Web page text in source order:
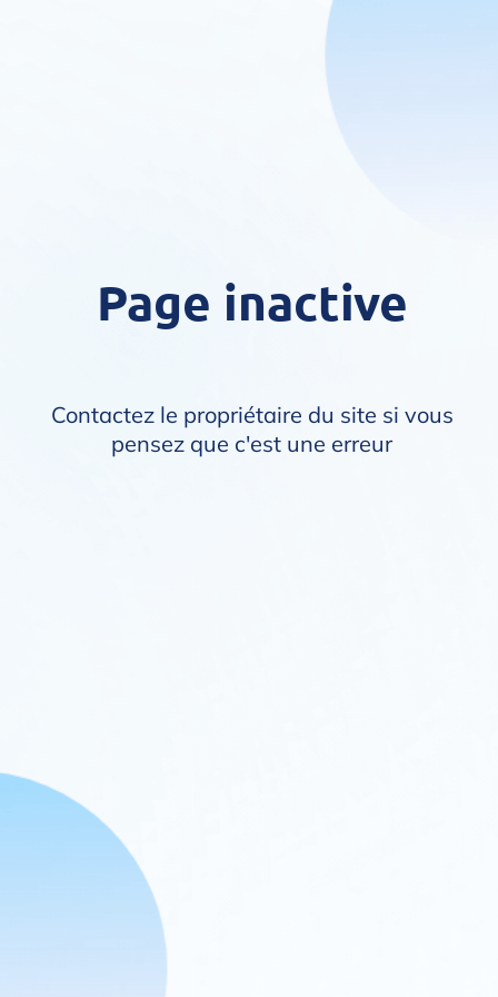
Page inactive
Contactez le propriétaire du site si vous
pensez que c'est une erreur